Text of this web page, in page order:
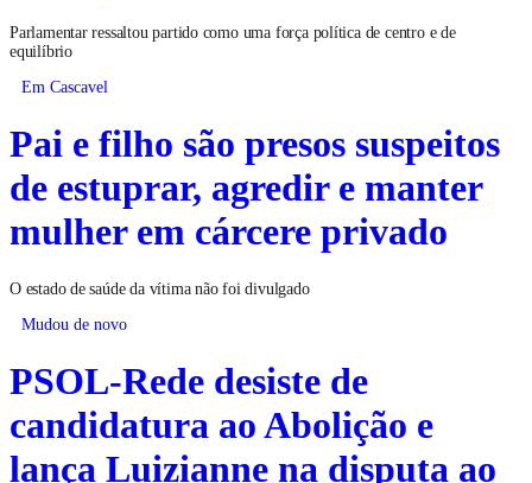
Parlamentar ressaltou partido como uma força política de centro e de
equilíbrio
Em Cascavel
Pai e filho são presos suspeitos
de estuprar, agredir e manter
mulher em cárcere privado
O estado de saúde da vítima não foi divulgado
Mudou de novo
PSOL-Rede desiste de
candidatura ao Abolição e
lança Luizianne na disputa ao